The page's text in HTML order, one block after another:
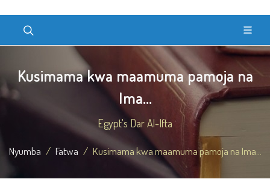
Kusimama kwa maamuma pamoja na
Ima...
Egypt's Dar Al-Ifta
Nyumba Fatwa Kusimama kwa maamuma pamoja na Ima...